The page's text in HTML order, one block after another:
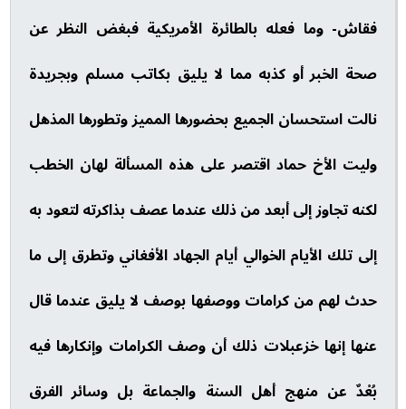
فقاش- وما فعله بالطائرة الأمريكية فبغض النظر عن
صحة الخبر أو كذبه مما لا يليق بكاتب مسلم وبجريدة
نالت استحسان الجميع بحضورها المميز وتطورها المذهل
وليت الأخ حماد اقتصر على هذه المسألة لهان الخطب
لكنه تجاوز إلى أبعد من ذلك عندما عصف بذاكرته لتعود به
إلى تلك الأيام الخوالي أيام الجهاد الأفغاني وتطرق إلى ما
حدث لهم من كرامات ووصفها بوصف لا يليق عندما قال
عنها إنها خزعبلات ذلك أن وصف الكرامات وإنكارها فيه
بُعْدٌ عن منهج أهل السنة والجماعة بل وسائر الفرق